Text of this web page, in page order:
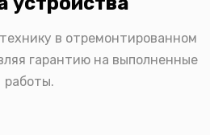
в отремонтированном
гарантию на выполненные
работы.